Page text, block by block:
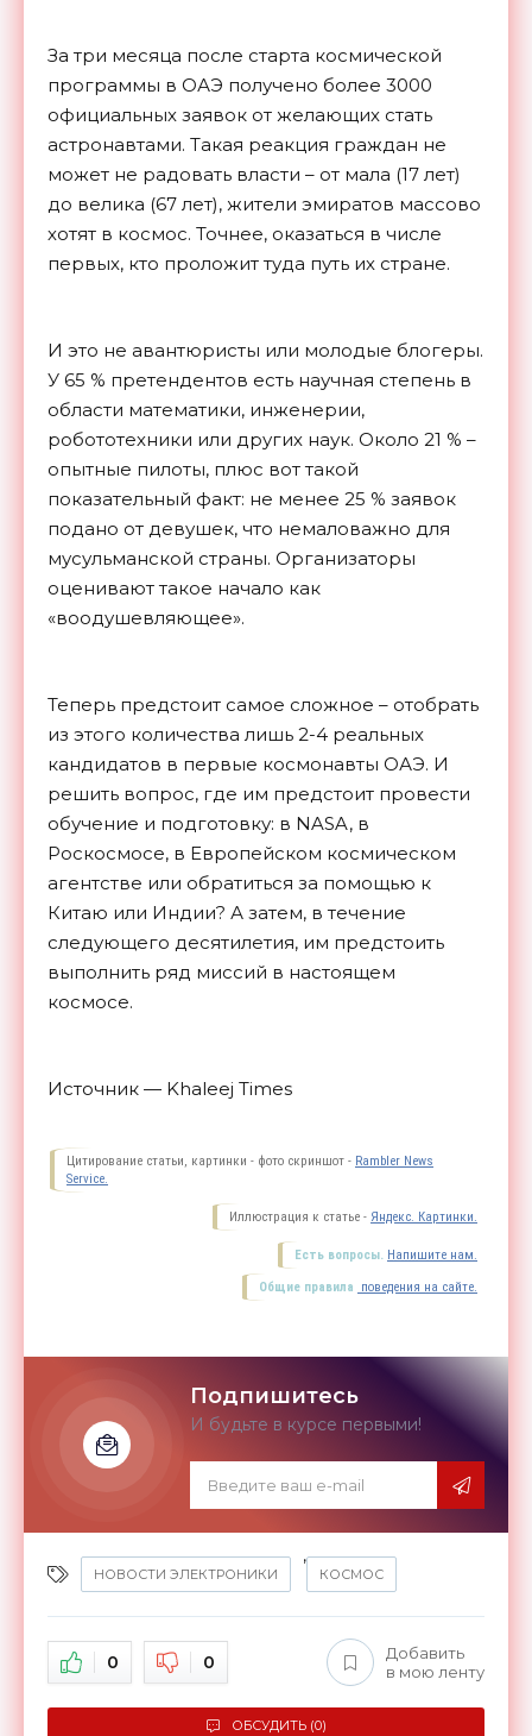
За три месяца после старта космической
программы в ОАЭ получено более 3000
официальных заявок от желающих стать
астронавтами. Такая реакция граждан не
может не радовать власти – от мала (17 лет)
до велика (67 лет), жители эмиратов массово
хотят в космос. Точнее, оказаться в числе
первых, кто проложит туда путь их стране.
И это не авантюристы или молодые блогеры.
У 65 % претендентов есть научная степень в
области математики, инженерии,
робототехники или других наук. Около 21 % –
опытные пилоты, плюс вот такой
показательный факт: не менее 25 % заявок
подано от девушек, что немаловажно для
мусульманской страны. Организаторы
оценивают такое начало как
«воодушевляющее».
Теперь предстоит самое сложное – отобрать
из этого количества лишь 2-4 реальных
кандидатов в первые космонавты ОАЭ. И
решить вопрос, где им предстоит провести
обучение и подготовку: в NASA, в
Роскосмосе, в Европейском космическом
агентстве или обратиться за помощью к
Китаю или Индии? А затем, в течение
следующего десятилетия, им предстоить
выполнить ряд миссий в настоящем
космосе.
Источник — Khaleej Times
Цитирование статьи, картинки - фото скриншот - Rambler News
Service.
Иллюстрация к статье - Яндекс. Картинки.
Есть вопросы. Напишите нам.
Общие правила поведения на сайте.
Подпишитесь
И будьте в курсе первыми!
НОВОСТИ ЭЛЕКТРОНИКИ
,
КОСМОС
0 0
Добавить
в мою ленту
ОБСУДИТЬ (0)